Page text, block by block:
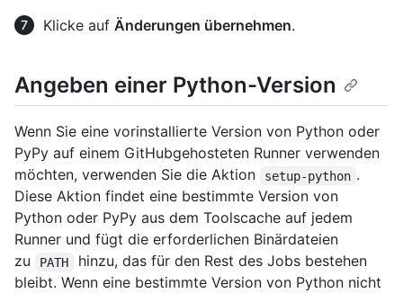
Klicke auf Änderungen übernehmen.
Angeben einer Python-Version
Wenn Sie eine vorinstallierte Version von Python oder
PyPy auf einem GitHubgehosteten Runner verwenden
möchten, verwenden Sie die Aktion
setup-python .
Diese Aktion findet eine bestimmte Version von
Python oder PyPy aus dem Toolscache auf jedem
Runner und fügt die erforderlichen Binärdateien
zu
PATH
hinzu, das für den Rest des Jobs bestehen
bleibt. Wenn eine bestimmte Version von Python nicht